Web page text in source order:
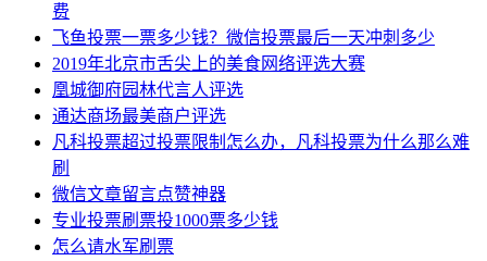
费
飞鱼投票一票多少钱？微信投票最后一天冲刺多少
2019年北京市舌尖上的美食网络评选大赛
凰城御府园林代言人评选
通达商场最美商户评选
凡科投票超过投票限制怎么办，凡科投票为什么那么难
刷
微信文章留言点赞神器
专业投票刷票投1000票多少钱
怎么请水军刷票